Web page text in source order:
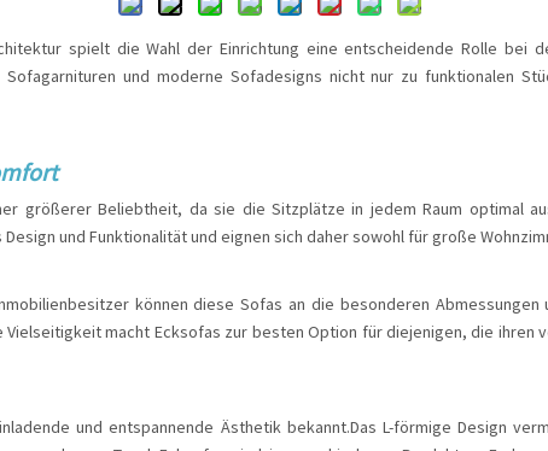
spielt die Wahl der Einrichtung eine entscheidende Rolle bei
und moderne Sofadesigns nicht nur zu funktionalen
größerer Beliebtheit, da sie die Sitzplätze in jedem Raum optimal
und Funktionalität und eignen sich daher sowohl für große
können diese Sofas an die besonderen
macht Ecksofas zur besten Option für diejenigen, die
und entspannende Ästhetik bekannt.Das L-förmige Design